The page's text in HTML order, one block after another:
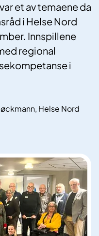
et av temaene da
i Helse Nord
Innspillene
regional
i
Helse Nord